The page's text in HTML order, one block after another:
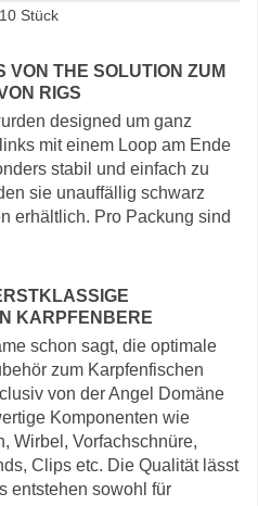
10 Stück
VON THE SOLUTION ZUM
RIGS
designed um ganz
mit einem Loop am Ende
stabil und einfach zu
sie unauffällig schwarz
erhältlich. Pro Packung sind
KARPFENBERE
schon sagt, die optimale
zum Karpfenfischen
von der Angel Domäne
Komponenten wie
Wirbel, Vorfachschnüre,
Clips etc. Die Qualität lässt
entstehen sowohl für